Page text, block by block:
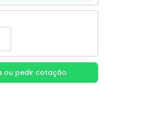
R$ 2.900,00
R$ 3.229,44
com juros
R$ 3.314,99
com juros
ou pedir cotação